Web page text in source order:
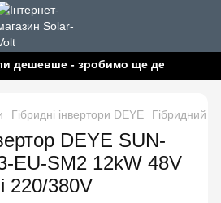
- зробимо ще дешевше!
Гібридні інвертори DEYE Гібридний
DEYE SUN-
EU-SM2 12kW 48V
220/380V